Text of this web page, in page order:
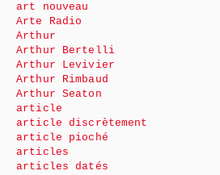
art nouveau
Arte Radio
Arthur
Arthur Bertelli
Arthur Levivier
Arthur Rimbaud
Arthur Seaton
article
article discrètement
article pioché
articles
articles datés